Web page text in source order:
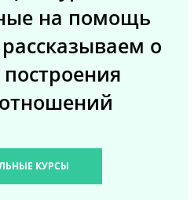
на помощь
о
КУРСЫ